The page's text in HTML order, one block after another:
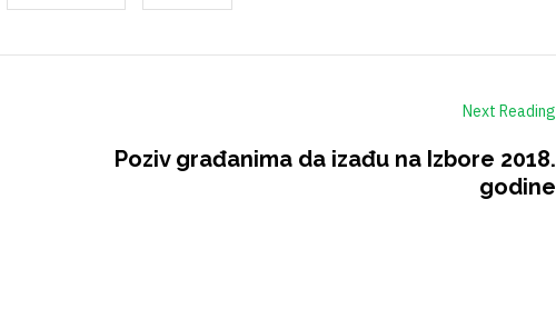
Next Reading
Poziv građanima da izađu na Izbore 2018.
godine